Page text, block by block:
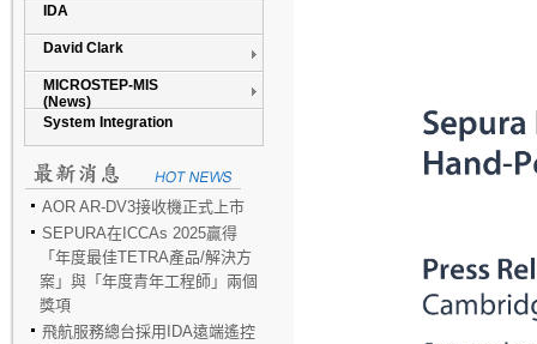
IDA
David Clark
MICROSTEP-MIS
(News)
System Integration
AOR AR-DV3接收機正式上市
SEPURA在ICCAs 2025贏得
「年度最佳TETRA產品/解決方
案」與「年度青年工程師」兩個
獎項
飛航服務總台採用IDA遠端遙控